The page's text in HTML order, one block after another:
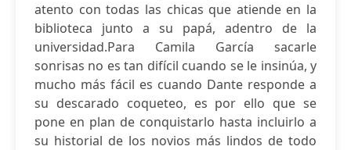
atento con todas las chicas que atiende en la
biblioteca junto a su papá, adentro de la
universidad.Para Camila García sacarle
sonrisas no es tan difícil cuando se le insinúa, y
mucho más fácil es cuando Dante responde a
su descarado coqueteo, es por ello que se
pone en plan de conquistarlo hasta incluirlo a
su historial de los novios más lindos de todo